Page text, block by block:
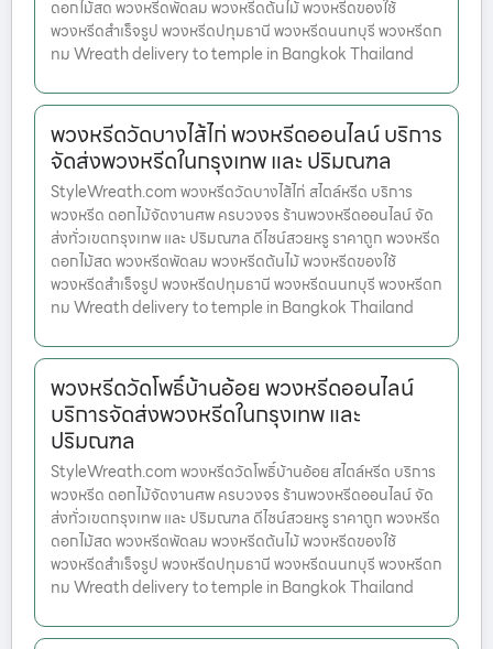
ดอกไม้สด พวงหรีดพัดลม พวงหรีดต้นไม้ พวงหรีดของใช้
พวงหรีดสำเร็จรูป พวงหรีดปทุมธานี พวงหรีดนนทบุรี พวงหรีดก
ทม Wreath delivery to temple in Bangkok Thailand
พวงหรีดวัดบางไส้ไก่ พวงหรีดออนไลน์ บริการ
จัดส่งพวงหรีดในกรุงเทพ และ ปริมณฑล
StyleWreath.com พวงหรีดวัดบางไส้ไก่ สไตล์หรีด บริการ
พวงหรีด ดอกไม้จัดงานศพ ครบวงจร ร้านพวงหรีดออนไลน์ จัด
ส่งทั่วเขตกรุงเทพ และ ปริมณฑล ดีไซน์สวยหรู ราคาถูก พวงหรีด
ดอกไม้สด พวงหรีดพัดลม พวงหรีดต้นไม้ พวงหรีดของใช้
พวงหรีดสำเร็จรูป พวงหรีดปทุมธานี พวงหรีดนนทบุรี พวงหรีดก
ทม Wreath delivery to temple in Bangkok Thailand
พวงหรีดวัดโพธิ์บ้านอ้อย พวงหรีดออนไลน์
บริการจัดส่งพวงหรีดในกรุงเทพ และ
ปริมณฑล
StyleWreath.com พวงหรีดวัดโพธิ์บ้านอ้อย สไตล์หรีด บริการ
พวงหรีด ดอกไม้จัดงานศพ ครบวงจร ร้านพวงหรีดออนไลน์ จัด
ส่งทั่วเขตกรุงเทพ และ ปริมณฑล ดีไซน์สวยหรู ราคาถูก พวงหรีด
ดอกไม้สด พวงหรีดพัดลม พวงหรีดต้นไม้ พวงหรีดของใช้
พวงหรีดสำเร็จรูป พวงหรีดปทุมธานี พวงหรีดนนทบุรี พวงหรีดก
ทม Wreath delivery to temple in Bangkok Thailand